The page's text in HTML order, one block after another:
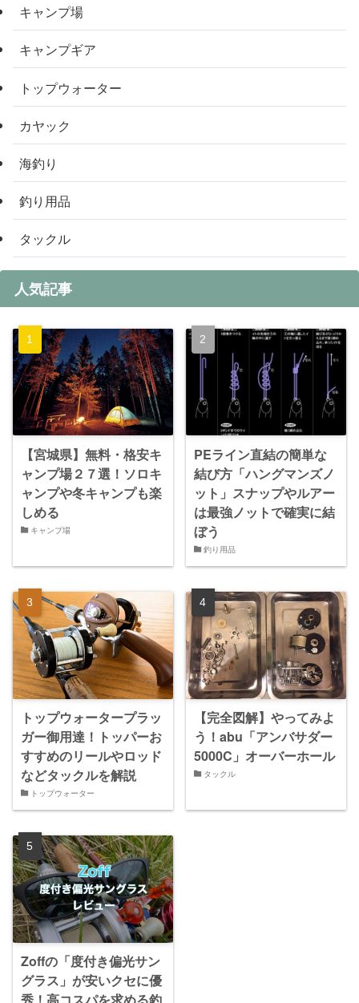
キャンプ場
キャンプギア
トップウォーター
カヤック
海釣り
釣り用品
タックル
人気記事
【宮城県】無料・格安キ
ャンプ場２７選！ソロキ
ャンプや冬キャンプも楽
しめる
キャンプ場
PEライン直結の簡単な
結び方「ハングマンズノ
ット」スナップやルアー
は最強ノットで確実に結
ぼう
釣り用品
トップウォータープラッ
ガー御用達！トッパーお
すすめのリールやロッド
などタックルを解説
トップウォーター
【完全図解】やってみよ
う！abu「アンバサダー
5000C」オーバーホール
タックル
Zoffの「度付き偏光サン
グラス」が安いクセに優